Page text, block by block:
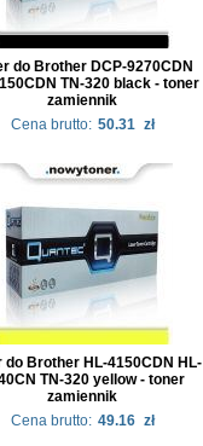
do Brother DCP-9270CDN
TN-320 black - toner
zamiennik
Cena brutto: 50.31 zł
do Brother HL-4150CDN HL-
TN-320 yellow - toner
zamiennik
Cena brutto: 49.16 zł